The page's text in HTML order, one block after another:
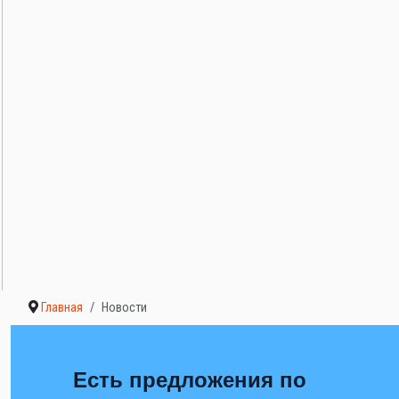
Главная Новости
Есть предложения по